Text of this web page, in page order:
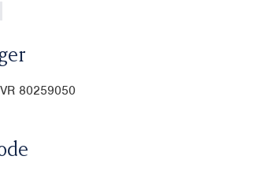
80259050